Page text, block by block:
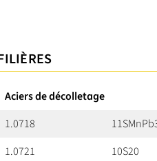
Aciers de décolletage
1.0718
1.0721
10S20